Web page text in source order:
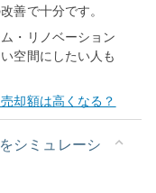
善で十分です。
・リノベーション
空間にしたい人も
却額は高くなる？
シミュレーシ